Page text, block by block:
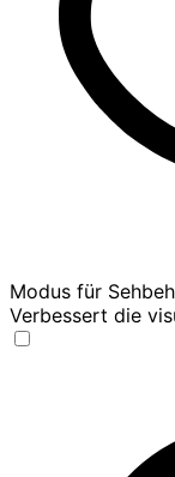
Modus für
Verbessert die